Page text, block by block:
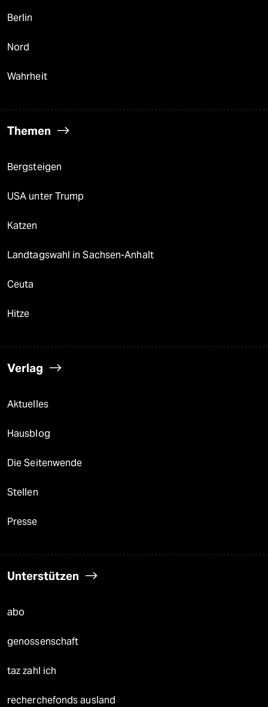
Berlin
Nord
Wahrheit
Themen
Bergsteigen
USA unter Trump
Katzen
Landtagswahl in Sachsen-Anhalt
Ceuta
Hitze
Verlag
Aktuelles
Hausblog
Die Seitenwende
Stellen
Presse
Unterstützen
abo
genossenschaft
taz zahl ich
recherchefonds ausland